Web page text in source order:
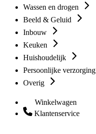
Wassen en drogen
Beeld & Geluid
Inbouw
Keuken
Huishoudelijk
Persoonlijke verzorging
Overig
Winkelwagen
Klantenservice